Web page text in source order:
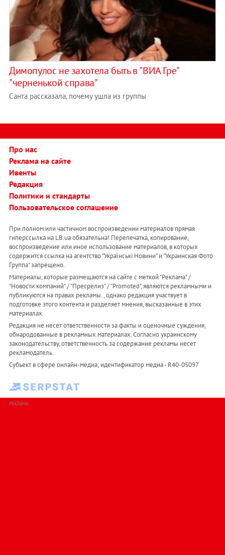
Димопулос не захотела быть в "ВИА Гре"
"черненькой справа"
Санта рассказала, почему ушла из группы
Про нас
Реклама на сайте
Ивенты
Редакция
Политики и стандарты
Пользовательское соглашение
При полном или частичном воспроизведении материалов прямая
гиперссылка на LB.ua обязательна! Перепечатка, копирование,
воспроизведение или иное использование материалов, в которых
содержится ссылка на агентство "Українськi Новини" и "Украинская Фото
Группа" запрещено.
Материалы, которые размещаются на сайте с меткой "Реклама" /
"Новости компаний" / "Пресрелиз" / "Promoted", являются рекламными и
публикуются на правах рекламы. , однако редакция участвует в
подготовке этого контента и разделяет мнения, высказанные в этих
материалах.
Редакция не несет ответственности за факты и оценочные суждения,
обнародованные в рекламных материалах. Согласно украинскому
законодательству, ответственность за содержание рекламы несет
рекламодатель.
Субъект в сфере онлайн-медиа; идентификатор медиа - R40-05097
РЕКЛАМА